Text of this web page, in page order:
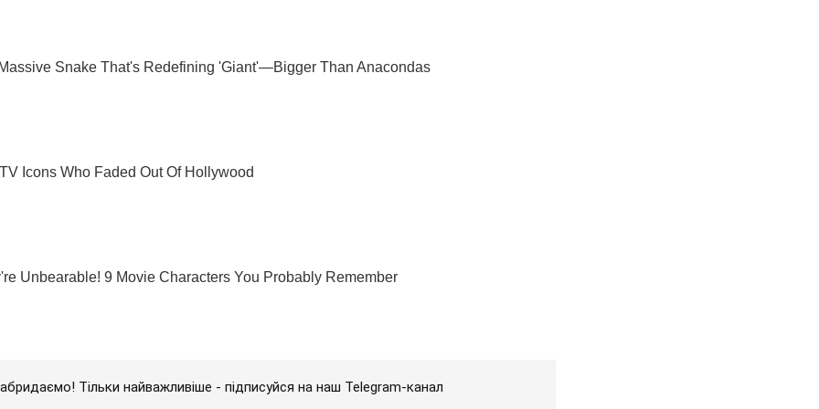
Тільки найважливіше - підписуйся на наш Telegram-канал